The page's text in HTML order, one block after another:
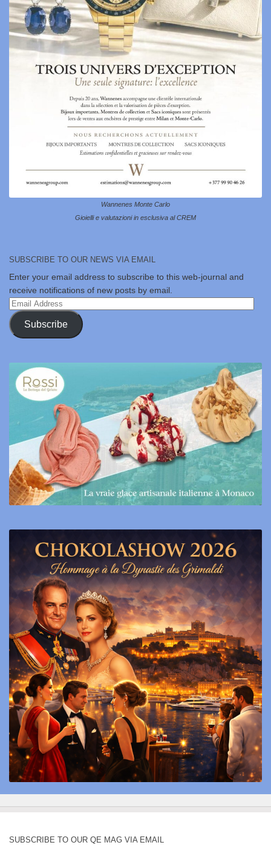
Wannenes Monte Carlo
Gioielli e valutazioni in esclusiva al CREM
SUBSCRIBE TO OUR NEWS VIA EMAIL
Enter your email address to subscribe to this web-journal and
receive notifications of new posts by email.
Email
Address
Subscribe
SUBSCRIBE TO OUR QE MAG VIA EMAIL